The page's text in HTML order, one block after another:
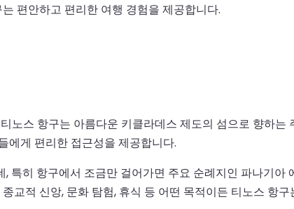
편안하고 편리한 여행 경험을 제공합니다.
노스 항구는 아름다운 키클라데스 제도의 섬으로 향하
에게 편리한 접근성을 제공합니다.
특히 항구에서 조금만 걸어가면 주요 순례지인 파나기
교적 신앙, 문화 탐험, 휴식 등 어떤 목적이든 티노스 항